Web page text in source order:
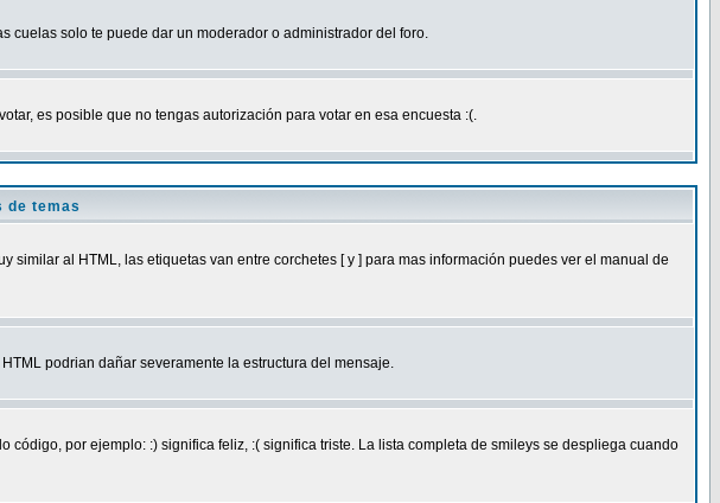
cuelas solo te puede dar un moderador o administrador del foro.
es posible que no tengas autorización para votar en esa encuesta :(.
de temas
al HTML, las etiquetas van entre corchetes [ y ] para mas información puedes ver el manual de
podrian dañar severamente la estructura del mensaje.
por ejemplo: :) significa feliz, :( significa triste. La lista completa de smileys se despliega cuando